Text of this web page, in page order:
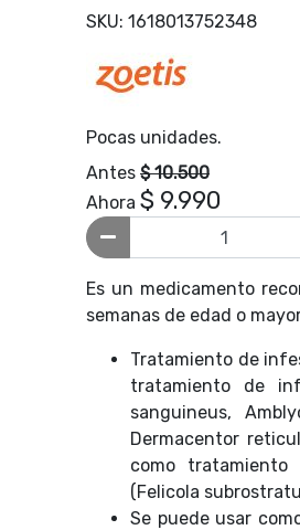
SKU: 1618013752348
Pocas unidades.
Antes $ 10.500
Ahora $ 9.990
Es un medicamento
semanas de edad o
Tratamiento de
tratamiento de
sanguineus,
Dermacentor
como tratamiento
(Felicola
Se puede usar